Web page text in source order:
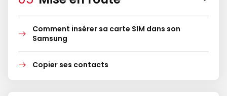
Comment insérer sa carte SIM dans son
Samsung
Copier ses contacts